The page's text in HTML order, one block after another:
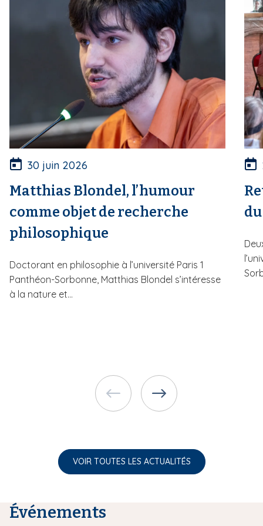
30 juin 2026
Matthias Blondel, l’humour
comme objet de recherche
philosophique
Doctorant en philosophie à l’université Paris 1
Panthéon-Sorbonne, Matthias Blondel s’intéresse
à la nature et...
VOIR TOUTES LES ACTUALITÉS
Événements